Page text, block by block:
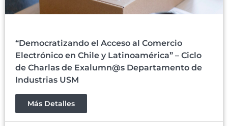
“Democratizando el Acceso al Comercio
Electrónico en Chile y Latinoamérica” – Ciclo
de Charlas de Exalumn@s Departamento de
Industrias USM
Más Detalles